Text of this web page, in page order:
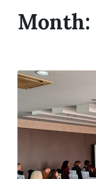
Month: